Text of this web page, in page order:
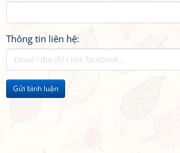
Thông tin liên hệ:
Gửi bình luận